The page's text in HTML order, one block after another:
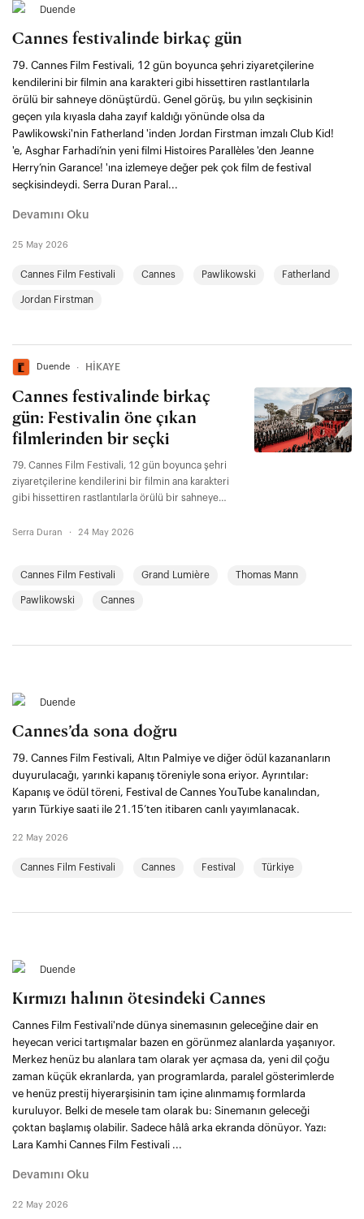
Duende
Cannes festivalinde birkaç gün
79. Cannes Film Festivali, 12 gün boyunca şehri ziyaretçilerine
kendilerini bir filmin ana karakteri gibi hissettiren rastlantılarla
örülü bir sahneye dönüştürdü. Genel görüş, bu yılın seçkisinin
geçen yıla kıyasla daha zayıf kaldığı yönünde olsa da
Pawlikowski'nin Fatherland 'inden Jordan Firstman imzalı Club Kid!
'e, Asghar Farhadi’nin yeni filmi Histoires Parallèles 'den Jeanne
Herry’nin Garance! 'ına izlemeye değer pek çok film de festival
seçkisindeydi. Serra Duran Paral...
Devamını Oku
25 May 2026
Cannes Film Festivali Cannes Pawlikowski Fatherland
Jordan Firstman
Duende ∙ HİKAYE
Cannes festivalinde birkaç
gün: Festivalin öne çıkan
filmlerinden bir seçki
79. Cannes Film Festivali, 12 gün boyunca şehri
ziyaretçilerine kendilerini bir filmin ana karakteri
gibi hissettiren rastlantılarla örülü bir sahneye
yıla kıyasla daha zayıf kaldığı yönünde olsa da
Histoires Parallèles'den Jeanne Herry’nin
Garance!'ına izlemeye değer pek çok film de
Serra Duran · 24 May 2026
Cannes Film Festivali Grand Lumière Thomas Mann
Pawlikowski Cannes
Duende
Cannes’da sona doğru
79. Cannes Film Festivali, Altın Palmiye ve diğer ödül kazananların
duyurulacağı, yarınki kapanış töreniyle sona eriyor. Ayrıntılar:
Kapanış ve ödül töreni, Festival de Cannes YouTube kanalından,
yarın Türkiye saati ile 21.15’ten itibaren canlı yayımlanacak.
22 May 2026
Cannes Film Festivali Cannes Festival Türkiye
Duende
Kırmızı halının ötesindeki Cannes
Cannes Film Festivali'nde dünya sinemasının geleceğine dair en
heyecan verici tartışmalar bazen en görünmez alanlarda yaşanıyor.
Merkez henüz bu alanlara tam olarak yer açmasa da, yeni dil çoğu
zaman küçük ekranlarda, yan programlarda, paralel gösterimlerde
ve henüz prestij hiyerarşisinin tam içine alınmamış formlarda
kuruluyor. Belki de mesele tam olarak bu: Sinemanın geleceği
çoktan başlamış olabilir. Sadece hâlâ arka ekranda dönüyor. Yazı:
Lara Kamhi Cannes Film Festivali ...
Devamını Oku
22 May 2026